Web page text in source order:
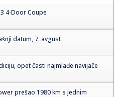
4-Door Coupe
datum, 7. avgust
opet časti najmlađe navijače
prešao 1980 km s jednim